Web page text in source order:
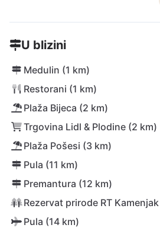
U blizini
Medulin (1 km)
Restorani (1 km)
Plaža Bijeca (2 km)
Trgovina Lidl & Plodine (2 km)
Plaža Pošesi (3 km)
Pula (11 km)
Premantura (12 km)
Rezervat prirode RT
Pula (14 km)